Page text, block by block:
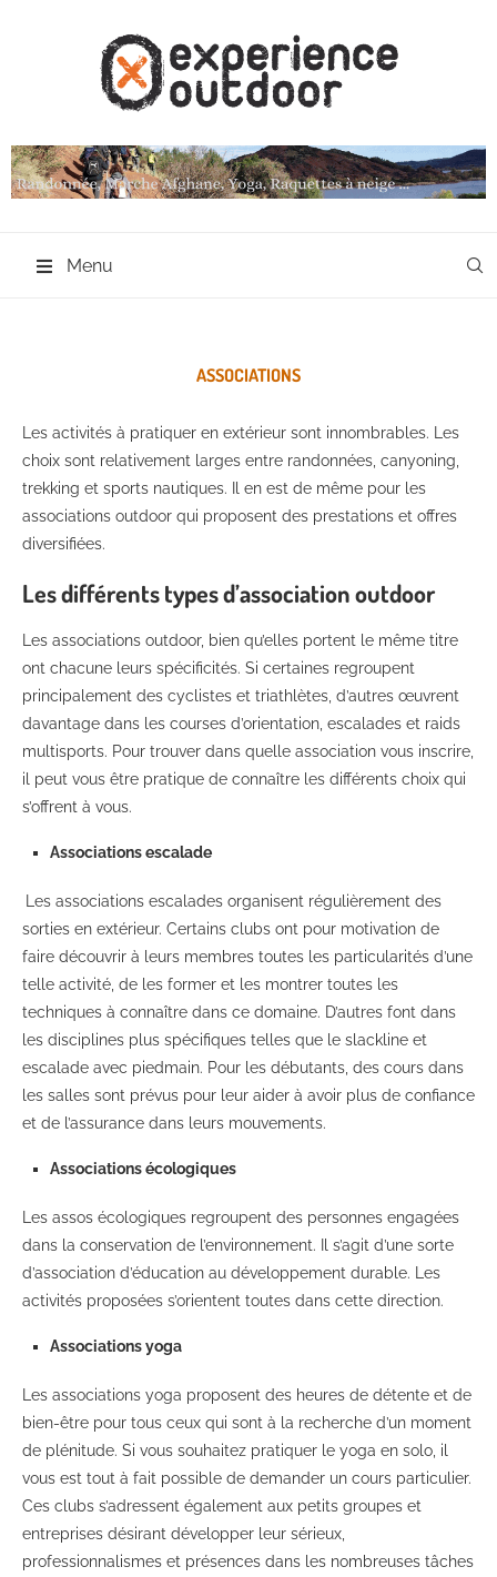
Menu
ASSOCIATIONS
Les activités à pratiquer en extérieur sont innombrables. Les
choix sont relativement larges entre randonnées, canyoning,
trekking et sports nautiques. Il en est de même pour les
associations outdoor qui proposent des prestations et offres
diversifiées.
Les différents types d’association outdoor
Les associations outdoor, bien qu’elles portent le même titre
ont chacune leurs spécificités. Si certaines regroupent
principalement des cyclistes et triathlètes, d’autres œuvrent
davantage dans les courses d’orientation, escalades et raids
multisports. Pour trouver dans quelle association vous inscrire,
il peut vous être pratique de connaître les différents choix qui
s’offrent à vous.
Associations escalade
Les associations escalades organisent régulièrement des
sorties en extérieur. Certains clubs ont pour motivation de
faire découvrir à leurs membres toutes les particularités d’une
telle activité, de les former et les montrer toutes les
techniques à connaître dans ce domaine. D’autres font dans
les disciplines plus spécifiques telles que le slackline et
escalade avec piedmain. Pour les débutants, des cours dans
les salles sont prévus pour leur aider à avoir plus de confiance
et de l’assurance dans leurs mouvements.
Associations écologiques
Les assos écologiques regroupent des personnes engagées
dans la conservation de l’environnement. Il s’agit d’une sorte
d’association d’éducation au développement durable. Les
activités proposées s’orientent toutes dans cette direction.
Associations yoga
Les associations yoga proposent des heures de détente et de
bien-être pour tous ceux qui sont à la recherche d’un moment
de plénitude. Si vous souhaitez pratiquer le yoga en solo, il
vous est tout à fait possible de demander un cours particulier.
Ces clubs s’adressent également aux petits groupes et
entreprises désirant développer leur sérieux,
professionnalismes et présences dans les nombreuses tâches